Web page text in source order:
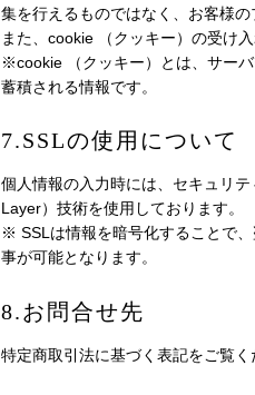
集を行えるものではなく、お客様
また、cookie （クッキー）の受け
※cookie （クッキー）とは、サー
蓄積される情報です。
7.SSLの使用について
個人情報の入力時には、セキュリ
Layer）技術を使用しております。
※ SSLは情報を暗号化することで
事が可能となります。
8.お問合せ先
特定商取引法に基づく表記をご覧く